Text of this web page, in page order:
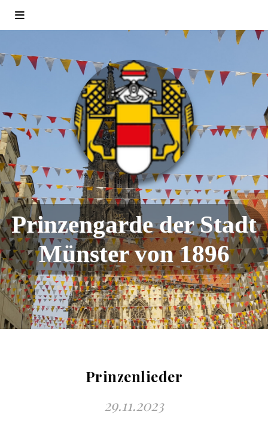
Prinzengarde der Stadt
Münster von 1896
Prinzenlieder
29.11.2023